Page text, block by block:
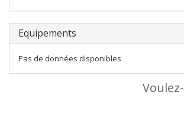
Equipements
Pas de données disponibles